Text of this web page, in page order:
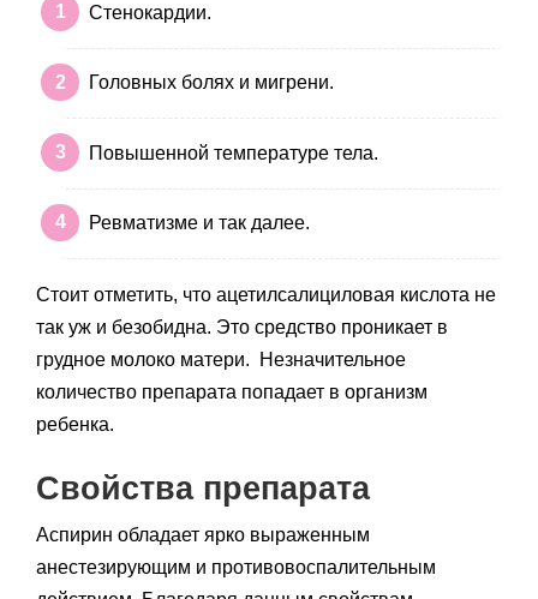
Стенокардии.
Головных болях и мигрени.
Повышенной температуре тела.
Ревматизме и так далее.
Стоит отметить, что ацетилсалициловая кислота не
так уж и безобидна. Это средство проникает в
грудное молоко матери. Незначительное
количество препарата попадает в организм
ребенка.
Свойства препарата
Аспирин обладает ярко выраженным
анестезирующим и противовоспалительным